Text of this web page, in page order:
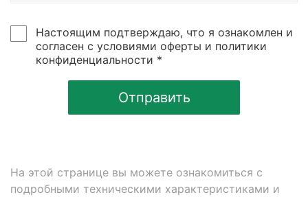
Настоящим подтверждаю, что я ознакомлен и
согласен с условиями оферты и политики
конфиденциальности *
Отправить
На этой странице вы можете ознакомиться с
подробными техническими характеристиками и